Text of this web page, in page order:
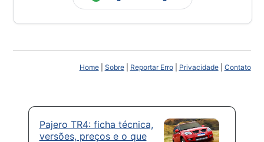
Home| Sobre| Reportar Erro| Privacidade| Contato
Pajero TR4: ficha técnica,
versões, preços e o que